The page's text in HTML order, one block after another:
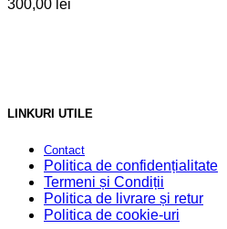
300,00 lei
LINKURI UTILE
Contact
Politica de confidențialitate
Termeni și Condiții
Politica de livrare și retur
Politica de cookie-uri